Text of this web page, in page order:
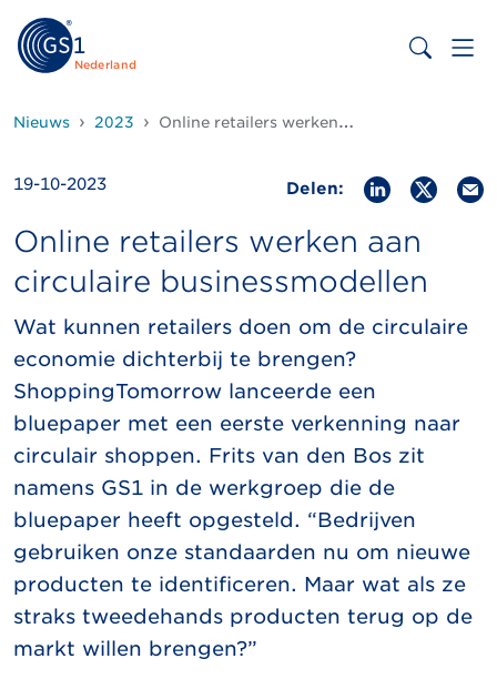
Nederland
Nieuws 2023 Online retailers werken aan circulaire businessmodellen
19-10-2023 Delen:
Online retailers werken aan
circulaire businessmodellen
Wat kunnen retailers doen om de circulaire
economie dichterbij te brengen?
ShoppingTomorrow lanceerde een
bluepaper met een eerste verkenning naar
circulair shoppen. Frits van den Bos zit
namens GS1 in de werkgroep die de
bluepaper heeft opgesteld. “Bedrijven
gebruiken onze standaarden nu om nieuwe
producten te identificeren. Maar wat als ze
straks tweedehands producten terug op de
markt willen brengen?”